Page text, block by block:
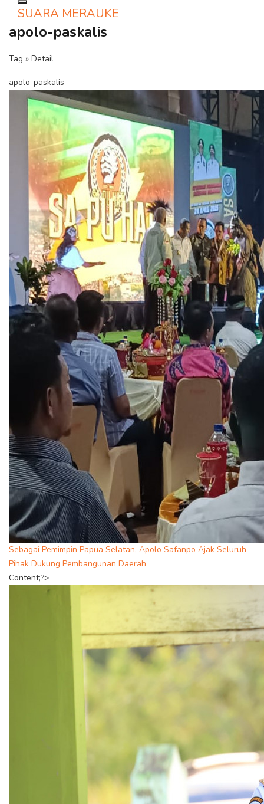
Toggle navigation
SUARA MERAUKE
apolo-paskalis
Tag » Detail
apolo-paskalis
Sebagai Pemimpin Papua Selatan, Apolo Safanpo Ajak Seluruh
Pihak Dukung Pembangunan Daerah
Content;?>